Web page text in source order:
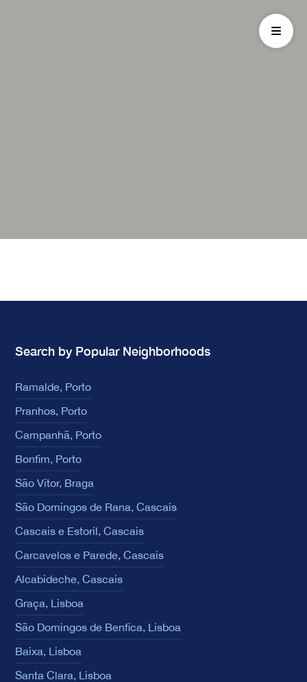
Search by Popular Neighborhoods
Ramalde, Porto
Pranhos, Porto
Campanhã, Porto
Bonfim, Porto
São Vítor, Braga
São Domingos de Rana, Cascais
Cascais e Estoril, Cascais
Carcavelos e Parede, Cascais
Alcabideche, Cascais
Graça, Lisboa
São Domingos de Benfica, Lisboa
Baixa, Lisboa
Santa Clara, Lisboa